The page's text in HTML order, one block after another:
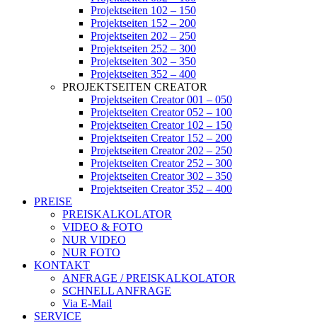
Projektseiten 102 – 150
Projektseiten 152 – 200
Projektseiten 202 – 250
Projektseiten 252 – 300
Projektseiten 302 – 350
Projektseiten 352 – 400
PROJEKTSEITEN CREATOR
Projektseiten Creator 001 – 050
Projektseiten Creator 052 – 100
Projektseiten Creator 102 – 150
Projektseiten Creator 152 – 200
Projektseiten Creator 202 – 250
Projektseiten Creator 252 – 300
Projektseiten Creator 302 – 350
Projektseiten Creator 352 – 400
PREISE
PREISKALKOLATOR
VIDEO & FOTO
NUR VIDEO
NUR FOTO
KONTAKT
ANFRAGE / PREISKALKOLATOR
SCHNELL ANFRAGE
Via E-Mail
SERVICE